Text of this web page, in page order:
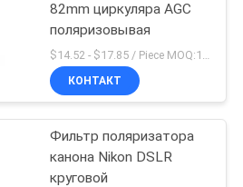
82mm циркуляра AGC
поляризовывая
КОНТАКТ
Фильтр поляризатора
канона Nikon DSLR
круговой